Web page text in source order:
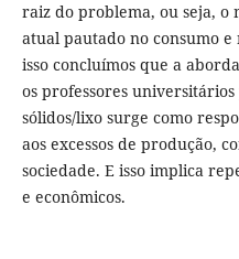
raiz do problema, ou seja, o
atual pautado no consumo
isso concluímos que a
os professores
sólidos/lixo surge como
aos excessos de produção,
sociedade. E isso implica
e econômicos.